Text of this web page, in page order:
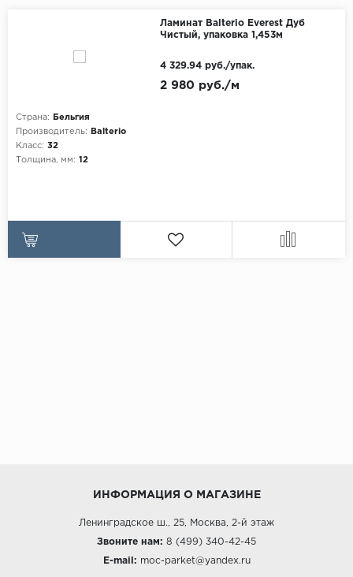
Ламинат Balterio Everest Дуб
Чистый, упаковка 1,453м
Страна:
Бельгия
Производитель:
Balterio
Класс: 32
Толщина, мм: 12
2 980 руб./м
4 329.94 руб./упак.
ИНФОРМАЦИЯ О МАГАЗИНЕ
Ленинградское ш., 25, Москва, 2-й этаж
Звоните нам: 8 (499) 340-42-45
E-mail: moc-parket@yandex.ru